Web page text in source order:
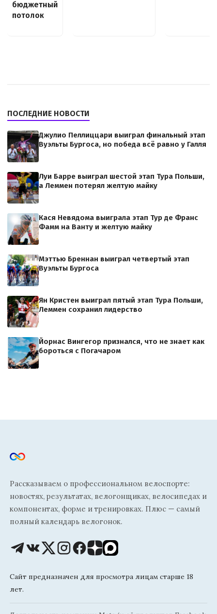
бюджетный
потолок
ПОСЛЕДНИЕ НОВОСТИ
Джулио Пеллиццари выиграл финальный этап
Вуэльты Бургоса, но победа всё равно у Галля
Луи Барре выиграл шестой этап Тура Польши,
а Леммен потерял желтую майку
Кася Невядома выиграла этап Тур де Франс
Фамм на Ванту и желтую майку
Мэттью Бреннан выиграл четвертый этап
Вуэльты Бургоса
Ян Кристен выиграл пятый этап Тура Польши,
Леммен сохранил лидерство
Йорнас Вингегор признался, что не знает как
бороться с Погачаром
Рассказываем о профессиональном велоспорте:
новостях, результатах, велогонщиках, велосипедах и
компонентах, форме и тренировках. Плюс — самый
полный календарь велогонок.
Сайт предназначен для просмотра лицам старше 18
лет.